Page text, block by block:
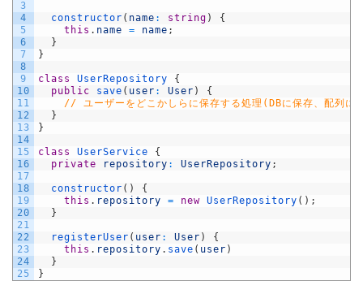
3
4
5
6
7
8
9
10
11
12
13
14
15
16
17
18
19
20
21
22
23
24
25
constructor ( name : string )
{
this . name = name ;
}
}
class UserRepository
{
public
save ( user : User )
{
// ユーザーをどこかしらに保存する処理(DBに保存、配列に
}
}
class UserService
{
private
repository : UserRepository ;
constructor ( )
{
this . repository = new UserRepository ( ) ;
}
registerUser ( user : User )
{
this . repository . save ( user )
}
}